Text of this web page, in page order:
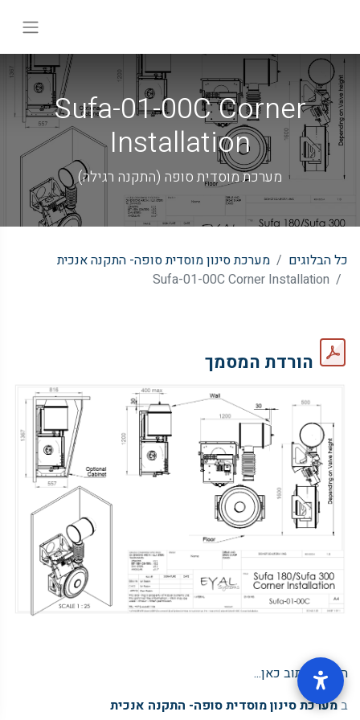
Sufa-01-00C Corner
Installation
מערכת מוסדית סופה (התקנה רגילה)
כל הבלוגים
מערכת סינון מוסדית סופה- התקנה אנכית
Sufa-01-00C Corner Installation
הורדת המסמך
התחל לכתוב כאן...
במערכת סינון מוסדית סופה- התקנה אנכית